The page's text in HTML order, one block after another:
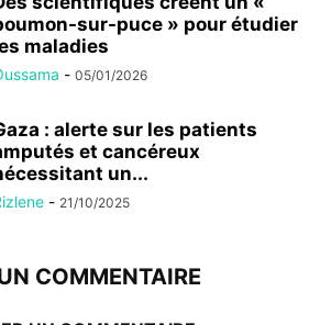
sur-puce » pour étudier
maladies
- 05/01/2026
: alerte sur les patients
et cancéreux
un...
- 21/10/2025
COMMENTAIRE